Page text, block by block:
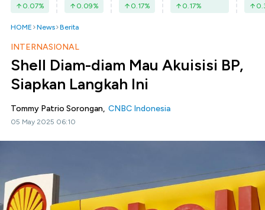
0.07% 0.09% 0.17% 0.17%
HOME News Berita
INTERNASIONAL
Shell Diam-diam Mau Akuisisi BP,
Siapkan Langkah Ini
Tommy Patrio Sorongan, CNBC Indonesia
05 May 2025 06:10